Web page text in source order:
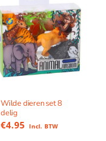
Wilde dieren set 8
delig
€4.95 Incl. BTW